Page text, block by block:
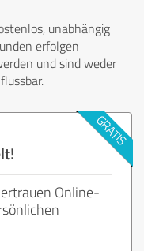
unabhängig
erfolgen
und sind weder
Online-